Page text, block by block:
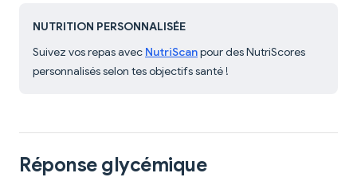
NUTRITION PERSONNALISÉE
Suivez vos repas avec NutriScanpour des NutriScores
personnalisés selon tes objectifs santé !
Réponse glycémique